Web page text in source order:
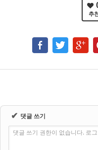
추
✔ 댓글 쓰기
댓글 쓰기 권한이 없습니다. 로